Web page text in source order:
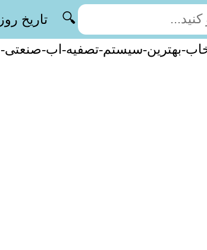
🔍 تاریخ روز: 1405-
بهترین-سیستم-تصفیه-اب-